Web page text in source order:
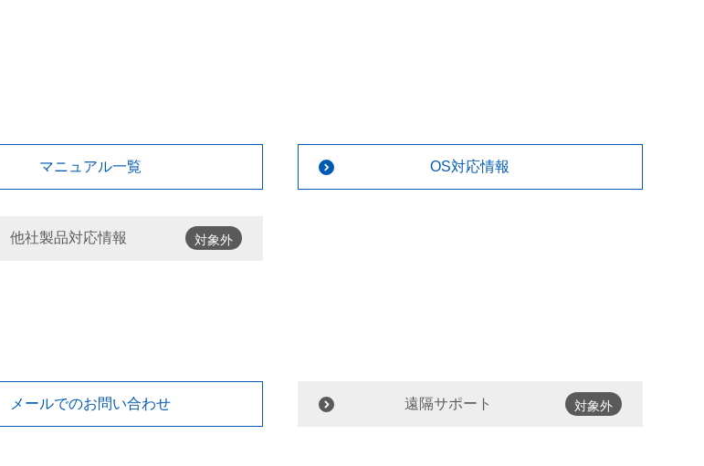
マニュアル一覧 OS対応情報
他社製品対応情報 対象外
メールでのお問い合わせ 遠隔サポート 対象外